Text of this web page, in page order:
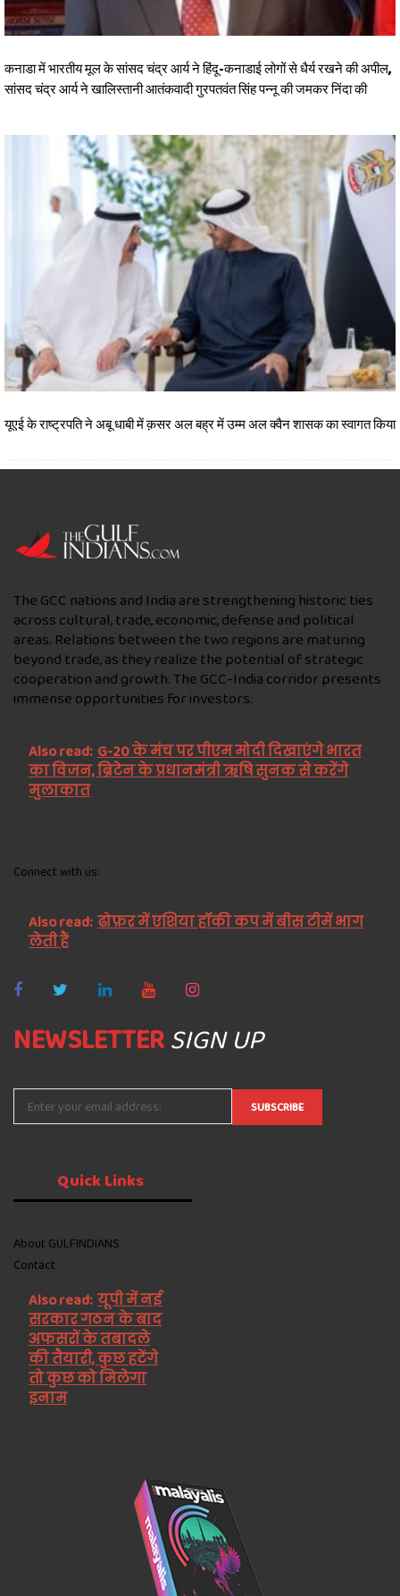
कनाडा में भारतीय मूल के सांसद चंद्र आर्य ने हिंदू-कनाडाई लोगों से धैर्य रखने की अपील,
सांसद चंद्र आर्य ने खालिस्तानी आतंकवादी गुरपतवंत सिंह पन्नू की जमकर निंदा की
यूएई के राष्ट्रपति ने अबू धाबी में क़सर अल बह्र में उम्म अल क्वैन शासक का स्वागत किया
The GCC nations and India are strengthening historic ties
across cultural, trade, economic, defense and political
areas. Relations between the two regions are maturing
beyond trade, as they realize the potential of strategic
cooperation and growth. The GCC-India corridor presents
immense opportunities for investors.
Also read: G-20 के मंच पर पीएम मोदी दिखाएंगे भारत
का विजन, ब्रिटेन के प्रधानमंत्री ऋषि सुनक से करेंगे
मुलाकात
Connect with us:
Also read: ढोफ़र में एशिया हॉकी कप में बीस टीमें भाग
लेती हैं
NEWSLETTERSIGN UP
QuickLinks
About GULFINDIANS
Contact
Also read: यूपी में नई
सरकार गठन के बाद
अफसरों के तबादले
की तैयारी, कुछ हटेंगे
तो कुछ को मिलेगा
इनाम